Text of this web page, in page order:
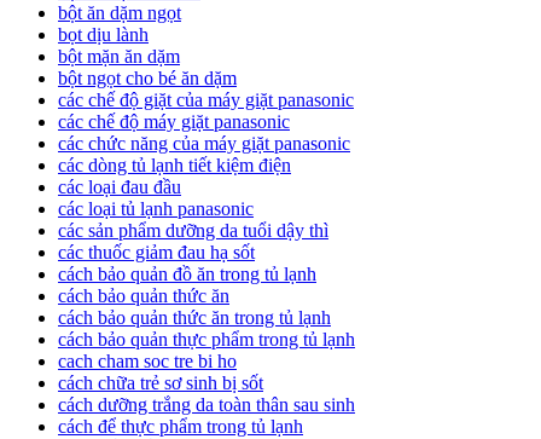
bột ăn dặm ngọt
bọt dịu lành
bột mặn ăn dặm
bột ngọt cho bé ăn dặm
các chế độ giặt của máy giặt panasonic
các chế độ máy giặt panasonic
các chức năng của máy giặt panasonic
các dòng tủ lạnh tiết kiệm điện
các loại đau đầu
các loại tủ lạnh panasonic
các sản phẩm dưỡng da tuổi dậy thì
các thuốc giảm đau hạ sốt
cách bảo quản đồ ăn trong tủ lạnh
cách bảo quản thức ăn
cách bảo quản thức ăn trong tủ lạnh
cách bảo quản thực phẩm trong tủ lạnh
cach cham soc tre bi ho
cách chữa trẻ sơ sinh bị sốt
cách dưỡng trắng da toàn thân sau sinh
cách để thực phẩm trong tủ lạnh